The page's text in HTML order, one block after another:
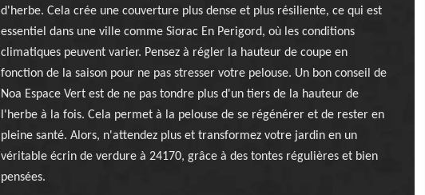
d'herbe. Cela crée une couverture plus dense et plus résiliente, ce qui est
essentiel dans une ville comme Siorac En Perigord, où les conditions
climatiques peuvent varier. Pensez à régler la hauteur de coupe en
fonction de la saison pour ne pas stresser votre pelouse. Un bon conseil de
Noa Espace Vert est de ne pas tondre plus d'un tiers de la hauteur de
l'herbe à la fois. Cela permet à la pelouse de se régénérer et de rester en
pleine santé. Alors, n'attendez plus et transformez votre jardin en un
véritable écrin de verdure à 24170, grâce à des tontes régulières et bien
pensées.